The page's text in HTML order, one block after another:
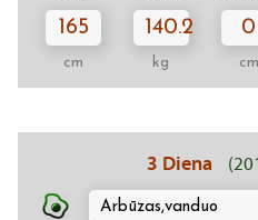
165
cm
140.2
kg
0
cm
3 Diena
Arbūzas,vanduo